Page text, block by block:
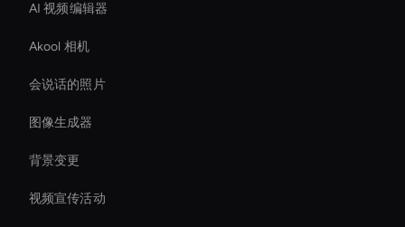
AI 视频编辑器
Akool 相机
会说话的照片
图像生成器
背景变更
视频宣传活动